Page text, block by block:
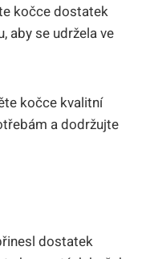
kočce dostatek
aby se udržela ve
kočce kvalitní
a dodržujte
dostatek